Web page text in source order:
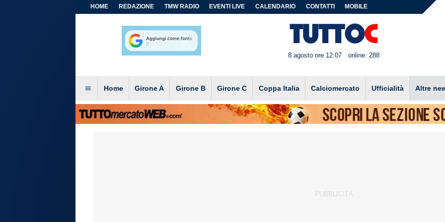
HOME REDAZIONE TMW RADIO EVENTI LIVE CALENDARIO CONTATTI MOBILE
8 agosto ore 12:07 online: 288
Home Girone A Girone B Girone C Coppa Italia Calciomercato Ufficialità Altre